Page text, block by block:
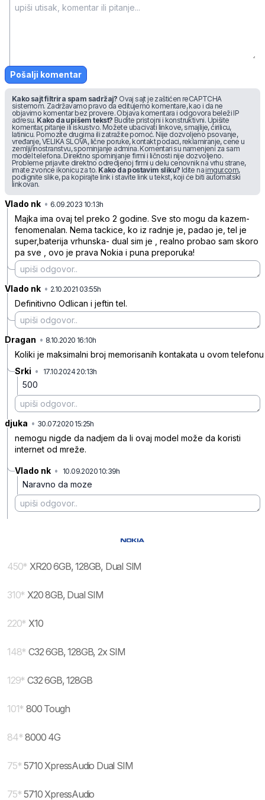
Pošalji komentar
Kako sajt filtrira spam sadržaj? Ovaj sajt je zaštićen reCAPTCHA
sistemom. Zadržavamo pravo da editujemo komentare, kao i da ne
objavimo komentar bez provere. Objava komentara i odgovora beleži IP
adresu. Kako da upišem tekst? Budite pristojni i konstruktivni. Upišite
komentar, pitanje ili iskustvo. Možete ubacivati linkove, smajlije, ćirilicu,
latinicu. Pomozite drugima ili zatražite pomoć. Nije dozvoljeno psovanje,
vređanje, VELIKA SLOVA, lične poruke, kontakt podaci, reklamiranje, cene u
zemlji/inostranstvu, spominjanje admina. Komentari su namenjeni za sam
model telefona. Direktno spominjanje firmi i ličnosti nije dozvoljeno.
Probleme prijavite direktno odredjenoj firmi u delu cenovnik na vrhu strane,
imate zvonce ikonicu za to. Kako da postavim sliku? Idite na imgur.com,
podignite slike, pa kopirajte link i stavite link u tekst, koji će biti automatski
linkovan.
Vlado nk • 6.09.2023 10:13h
Majka ima ovaj tel preko 2 godine. Sve sto mogu da kazem-
fenomenalan. Nema tackice, ko iz radnje je, padao je, tel je
super,baterija vrhunska- dual sim je , realno probao sam skoro
pa sve , ovo je prava Nokia i puna preporuka!
Vlado nk • 2.10.2021 03:55h
Definitivno Odlican i jeftin tel.
Dragan • 8.10.2020 16:10h
Koliki je maksimalni broj memorisanih kontakata u ovom telefonu
Srki • 17.10.2024 20:13h
500
djuka • 30.07.2020 15:25h
nemogu nigde da nadjem da li ovaj model može da koristi
internet od mreže.
Vlado nk • 10.09.2020 10:39h
Naravno da moze
450* XR20 6GB, 128GB, Dual SIM
310* X20 8GB, Dual SIM
220* X10
148* C32 6GB, 128GB, 2x SIM
129* C32 6GB, 128GB
101* 800 Tough
84* 8000 4G
75* 5710 XpressAudio Dual SIM
75* 5710 XpressAudio